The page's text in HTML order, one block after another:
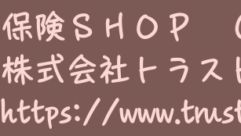
保険ＳＨＯＰ
株式会社トラス
https://